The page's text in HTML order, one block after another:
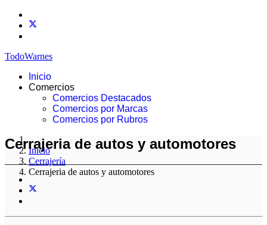
TodoWarnes
Inicio
Comercios
Comercios Destacados
Comercios por Marcas
Comercios por Rubros
Inicio
Cerrajería
Cerrajeria de autos y automotores
Cerrajeria de autos y automotores